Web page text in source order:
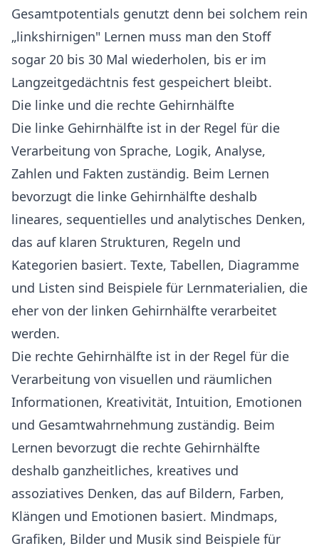
Gesamtpotentials genutzt denn bei solchem rein
„linkshirnigen" Lernen muss man den Stoff
sogar 20 bis 30 Mal wiederholen, bis er im
Langzeitgedächtnis fest gespeichert bleibt.
Die linke und die rechte Gehirnhälfte
Die linke Gehirnhälfte ist in der Regel für die
Verarbeitung von Sprache, Logik, Analyse,
Zahlen und Fakten zuständig. Beim Lernen
bevorzugt die linke Gehirnhälfte deshalb
lineares, sequentielles und analytisches Denken,
das auf klaren Strukturen, Regeln und
Kategorien basiert. Texte, Tabellen, Diagramme
und Listen sind Beispiele für Lernmaterialien, die
eher von der linken Gehirnhälfte verarbeitet
werden.
Die rechte Gehirnhälfte ist in der Regel für die
Verarbeitung von visuellen und räumlichen
Informationen, Kreativität, Intuition, Emotionen
und Gesamtwahrnehmung zuständig. Beim
Lernen bevorzugt die rechte Gehirnhälfte
deshalb ganzheitliches, kreatives und
assoziatives Denken, das auf Bildern, Farben,
Klängen und Emotionen basiert. Mindmaps,
Grafiken, Bilder und Musik sind Beispiele für